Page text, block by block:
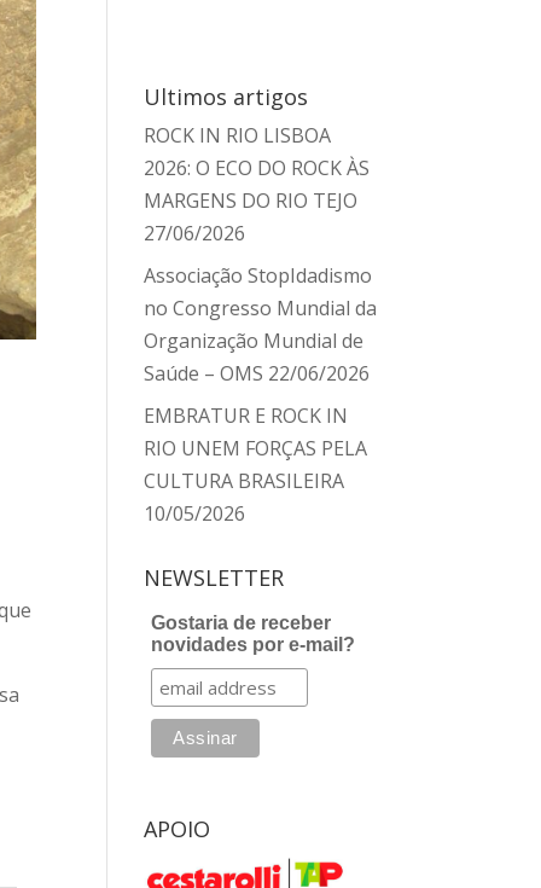
Ultimos artigos
ROCK IN RIO LISBOA
2026: O ECO DO ROCK ÀS
MARGENS DO RIO TEJO
27/06/2026
Associação StopIdadismo
no Congresso Mundial da
Organização Mundial de
Saúde – OMS 22/06/2026
EMBRATUR E ROCK IN
RIO UNEM FORÇAS PELA
CULTURA BRASILEIRA
10/05/2026
NEWSLETTER
Gostaria de receber
novidades por e-mail?
APOIO